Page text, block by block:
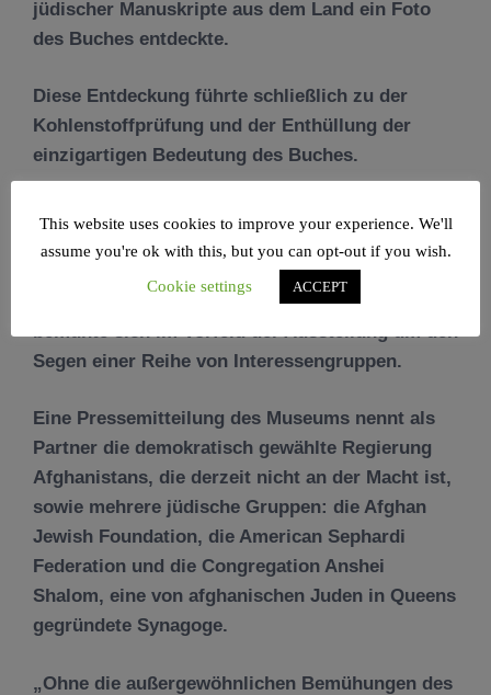
jüdischer Manuskripte aus dem Land ein Foto
des Buches entdeckte.
Diese Entdeckung führte schließlich zu der
Kohlenstoffprüfung und der Enthüllung der
einzigartigen Bedeutung des Buches.
geplünderte Antiquitäten und dem Vorwurf,
jüdische Texte falsch dargestellt zu haben,
daran arbeitet, seinen Ruf wiederherzustellen,
Segen einer Reihe von Interessengruppen.
Eine Pressemitteilung des Museums nennt als
Partner die demokratisch gewählte Regierung
Afghanistans, die derzeit nicht an der Macht ist,
sowie mehrere jüdische Gruppen: die Afghan
Jewish Foundation, die American Sephardi
Federation und die Congregation Anshei
Shalom, eine von afghanischen Juden in Queens
gegründete Synagoge.
„Ohne die außergewöhnlichen Bemühungen des
This website uses cookies to improve your experience. We'll
assume you're ok with this, but you can opt-out if you wish.
Cookie settings
ACCEPT